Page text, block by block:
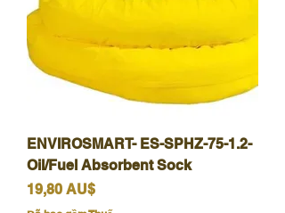
ENVIROSMART- ES-SPHZ-75-1.2-
Oil/Fuel Absorbent Sock
Giá
19,80 AU$